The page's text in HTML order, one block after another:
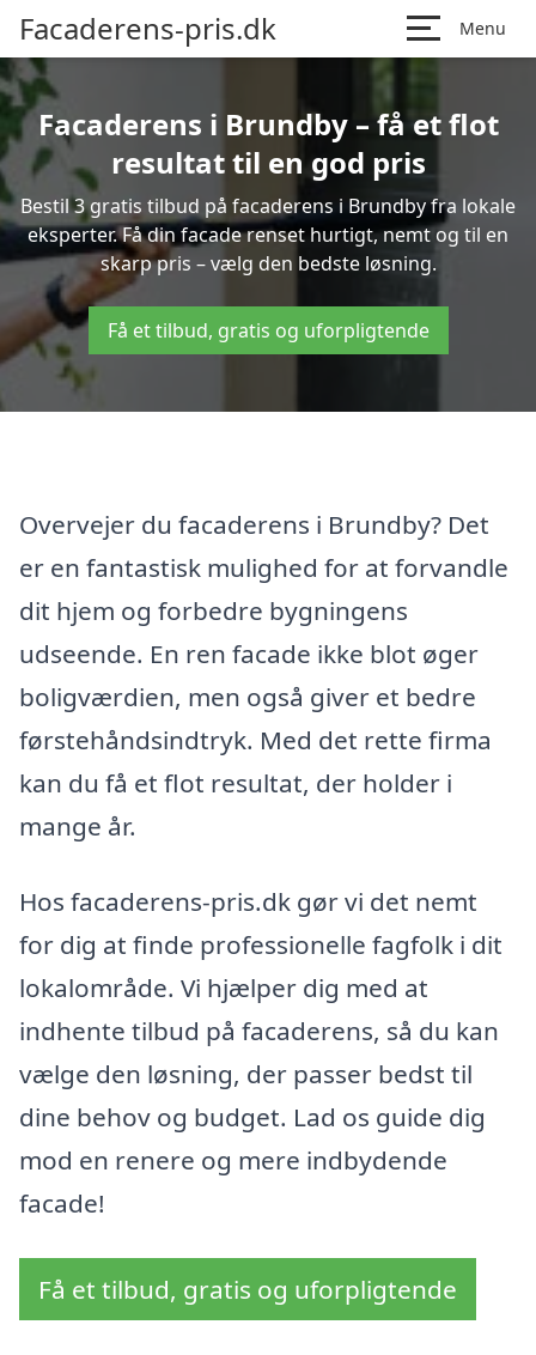
Facaderens-pris.dk Menu
Facaderens i Brundby – få et flot
resultat til en god pris
Bestil 3 gratis tilbud på facaderens i Brundby fra lokale
eksperter. Få din facade renset hurtigt, nemt og til en
skarp pris – vælg den bedste løsning.
Få et tilbud, gratis og uforpligtende
Overvejer du facaderens i Brundby? Det
er en fantastisk mulighed for at forvandle
dit hjem og forbedre bygningens
udseende. En ren facade ikke blot øger
boligværdien, men også giver et bedre
førstehåndsindtryk. Med det rette firma
kan du få et flot resultat, der holder i
mange år.
Hos facaderens-pris.dk gør vi det nemt
for dig at finde professionelle fagfolk i dit
lokalområde. Vi hjælper dig med at
indhente tilbud på facaderens, så du kan
vælge den løsning, der passer bedst til
dine behov og budget. Lad os guide dig
mod en renere og mere indbydende
facade!
Få et tilbud, gratis og uforpligtende